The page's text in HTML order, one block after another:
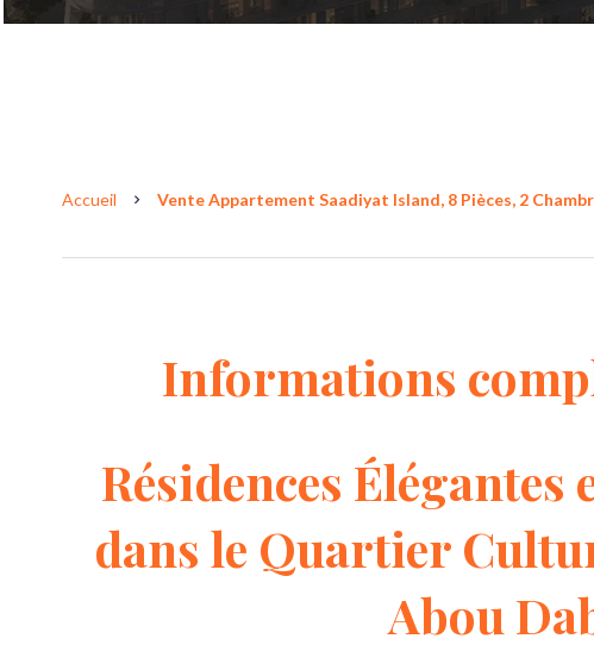
Accueil Vente Appartement Saadiyat Island, 8 Pièces, 2
Informations
Résidences Élégantes
dans le Quartier
Abou